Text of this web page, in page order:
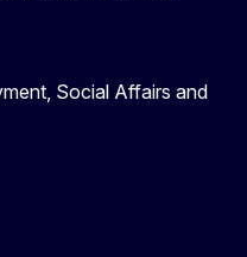
Social Affairs and